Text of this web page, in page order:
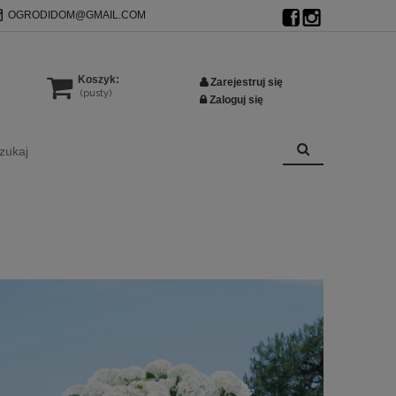
Zarejestruj się
Zaloguj się
Koszyk:
(pusty)
OGRODIDOM@GMAIL.COM